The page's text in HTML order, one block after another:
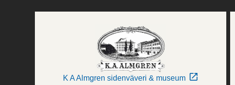
K A Almgren sidenväveri & museum